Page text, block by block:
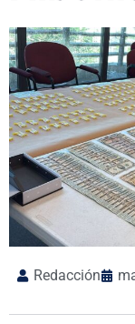
Redacción